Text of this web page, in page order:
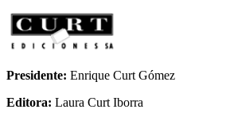
Presidente: Enrique Curt Gómez
Editora: Laura Curt Iborra